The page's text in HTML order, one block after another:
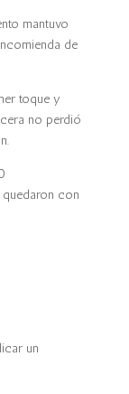
mantuvo
de
toque y
no perdió
con
un